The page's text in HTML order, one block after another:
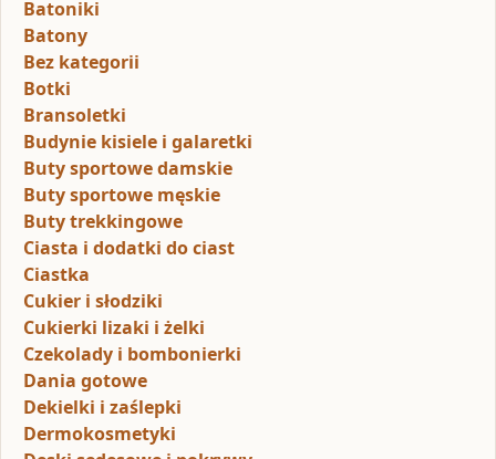
Batoniki
Batony
Bez kategorii
Botki
Bransoletki
Budynie kisiele i galaretki
Buty sportowe damskie
Buty sportowe męskie
Buty trekkingowe
Ciasta i dodatki do ciast
Ciastka
Cukier i słodziki
Cukierki lizaki i żelki
Czekolady i bombonierki
Dania gotowe
Dekielki i zaślepki
Dermokosmetyki